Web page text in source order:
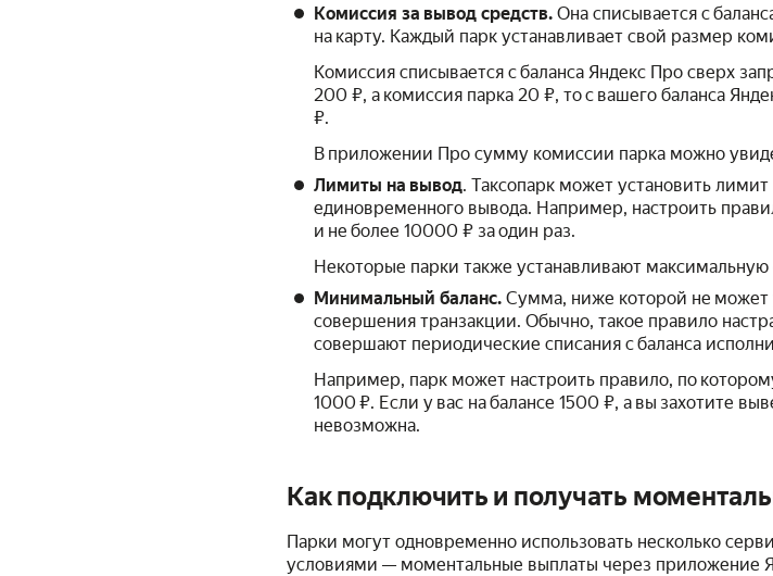
Комиссия за вывод средств. Она списывается с
на карту. Каждый парк устанавливает свой размер
Комиссия списывается с баланса Яндекс Про сверх
200 ₽, а комиссия парка 20 ₽, то с вашего баланса
₽.
В приложении Про сумму комиссии парка можно
Лимиты на вывод. Таксопарк может установить
единовременного вывода. Например, настроить
и не более 10000 ₽ за один раз.
Некоторые парки также устанавливают
Минимальный баланс. Сумма, ниже которой не может
совершения транзакции. Обычно, такое правило
совершают периодические списания с баланса
Например, парк может настроить правило, по
1000 ₽. Если у вас на балансе 1500 ₽, а вы захотите
невозможна.
Как подключить и получать
Парки могут одновременно использовать несколько
условиями — моментальные выплаты через приложение